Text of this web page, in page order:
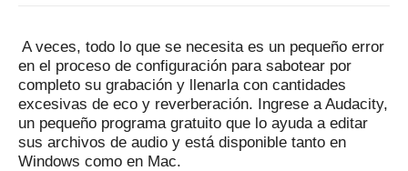
A veces, todo lo que se necesita es un pequeño error
en el proceso de configuración para sabotear por
completo su grabación y llenarla con cantidades
excesivas de eco y reverberación. Ingrese a Audacity,
un pequeño programa gratuito que lo ayuda a editar
sus archivos de audio y está disponible tanto en
Windows como en Mac.